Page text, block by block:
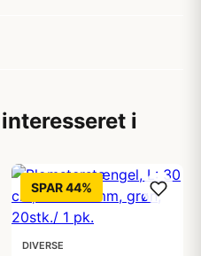
i
SPAR 44%
DIVERSE